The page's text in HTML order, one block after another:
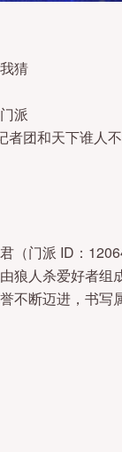
猜
派
者团和天下谁人
（门派 ID：
狼人杀爱好者
不断迈进，书写